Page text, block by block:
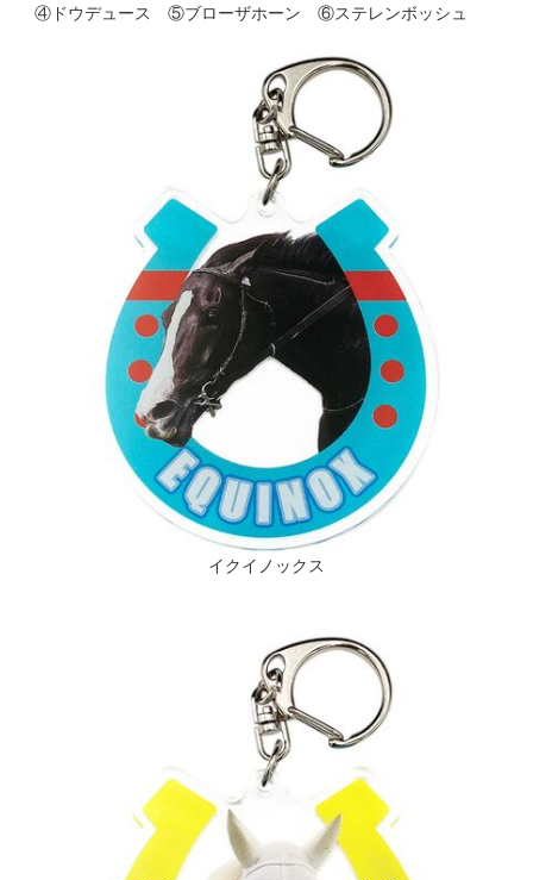
④ドウデュース ⑤ブローザホーン ⑥ステレンボッシュ
イクイノックス